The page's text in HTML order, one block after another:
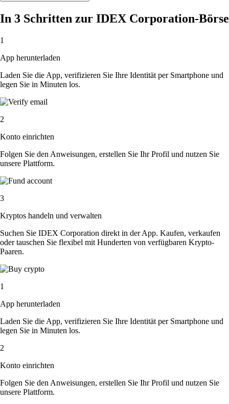
In 3 Schritten zur IDEX Corporation-Börse
1
App herunterladen
Laden Sie die App, verifizieren Sie Ihre Identität per Smartphone und
legen Sie in Minuten los.
2
Konto einrichten
Folgen Sie den Anweisungen, erstellen Sie Ihr Profil und nutzen Sie
unsere Plattform.
3
Kryptos handeln und verwalten
Suchen Sie IDEX Corporation direkt in der App. Kaufen, verkaufen
oder tauschen Sie flexibel mit Hunderten von verfügbaren Krypto-
Paaren.
1
App herunterladen
Laden Sie die App, verifizieren Sie Ihre Identität per Smartphone und
legen Sie in Minuten los.
2
Konto einrichten
Folgen Sie den Anweisungen, erstellen Sie Ihr Profil und nutzen Sie
unsere Plattform.